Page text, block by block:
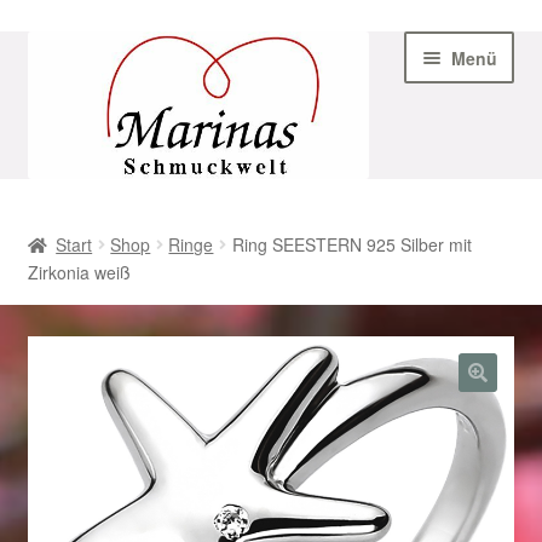
Navigation
Menü
AGB
Beispiel-Seite
Datenschutz
Geschenke zu Ostern 2023
Geschenke zu Ostern 2024
Start Shop Ringe
Ring SEESTERN 925 Silber mit
Zirkonia weiß